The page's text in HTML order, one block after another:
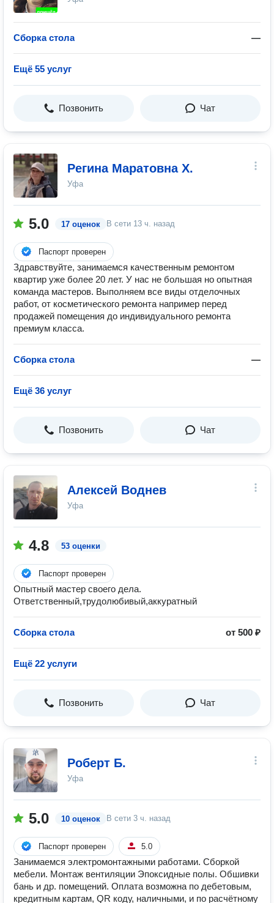
Сборка стола —
Ещё 55 услуг
Позвонить Чат
Регина Маратовна Х.
Уфа
5.0 17 оценок В сети 13 ч. назад
Паспорт проверен
Здравствуйте, занимаемся качественным ремонтом
квартир уже более 20 лет. У нас не большая но опытная
команда мастеров. Выполняем все виды отделочных
работ, от косметического ремонта например перед
продажей помещения до индивидуального ремонта
премиум класса.
Сборка стола —
Ещё 36 услуг
Позвонить Чат
Алексей Воднев
Уфа
4.8 53 оценки
Паспорт проверен
Опытный мастер своего дела.
Ответственный,трудолюбивый,аккуратный
Сборка стола от 500 ₽
Ещё 22 услуги
Позвонить Чат
Роберт Б.
Уфа
5.0 10 оценок В сети 3 ч. назад
Паспорт проверен 5.0
Занимаемся электромонтажными работами. Сборкой
мебели. Монтаж вентиляции Эпоксидные полы. Обшивки
бань и др. помещений. Оплата возможна по дебетовым,
кредитным картам, QR коду, наличными, и по расчётному